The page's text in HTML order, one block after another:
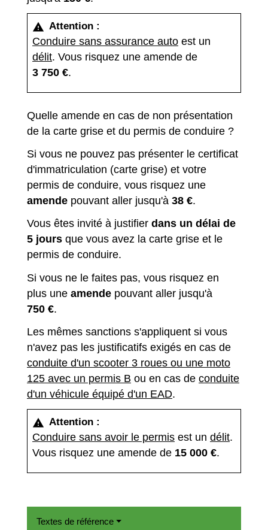
warning Attention :
Conduire sans assurance auto est un
délit. Vous risquez une amende de
3 750 €.
Quelle amende en cas de non présentation
de la carte grise et du permis de conduire ?
Si vous ne pouvez pas présenter le certificat
d'immatriculation (carte grise) et votre
permis de conduire, vous risquez une
amende pouvant aller jusqu'à 38 €.
Vous êtes invité à justifier dans un délai de
5 jours que vous avez la carte grise et le
permis de conduire.
Si vous ne le faites pas, vous risquez en
plus une amende pouvant aller jusqu'à
750 €.
Les mêmes sanctions s'appliquent si vous
n'avez pas les justificatifs exigés en cas de
conduite d'un scooter 3 roues ou une moto
125 avec un permis B ou en cas de conduite
d'un véhicule équipé d'un EAD.
warning Attention :
Conduire sans avoir le permis est un délit.
Vous risquez une amende de 15 000 €.
Textes de référence